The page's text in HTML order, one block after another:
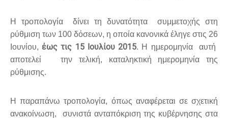
Η τροπολογία δίνει τη δυνατότητα συμμετοχής στη
ρύθμιση των 100 δόσεων, η οποία κανονικά έληγε στις 26
Ιουνίου,έως τις 15 Ιουλίου 2015. Η ημερομηνία αυτή
αποτελεί την τελική, καταληκτική ημερομηνία της
ρύθμισης.
Η παραπάνω τροπολογία, όπως αναφέρεται σε σχετική
ανακοίνωση, συνιστά ανταπόκριση της κυβέρνησης στα